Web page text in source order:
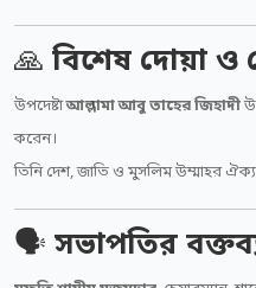
🙏 বিশেষ দোয়া ও
উপদেষ্টাআল্লামা আবু তাহের জিহাদী
করেন।
তিনি দেশ, জাতি ও মুসলিম উম্মাহর
🗣️ সভাপতির